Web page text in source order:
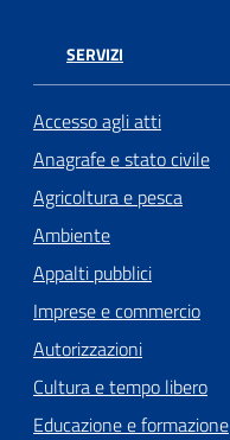
SERVIZI
Accesso agli atti
Anagrafe e stato civile
Agricoltura e pesca
Ambiente
Appalti pubblici
Imprese e commercio
Autorizzazioni
Cultura e tempo libero
Educazione e formazione